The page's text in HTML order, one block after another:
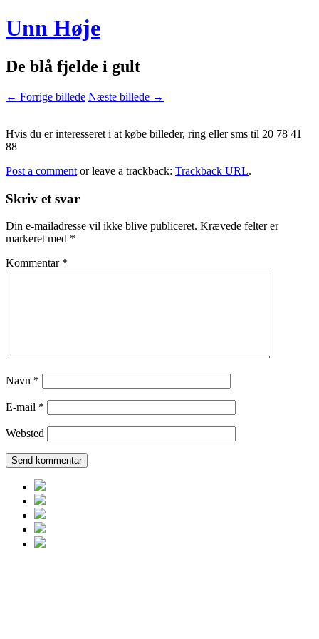
Unn Høje
De blå fjelde i gult
← Forrige billede Næste billede →
Hvis du er interesseret i at købe billeder, ring eller sms til 20 78 41
88
Post a comment or leave a trackback: Trackback URL.
Skriv et svar
Din e-mailadresse vil ikke blive publiceret. Krævede felter er
markeret med *
Kommentar *
Navn *
E-mail *
Websted